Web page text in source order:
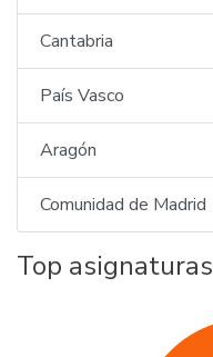
Cantabria
País Vasco
Aragón
Comunidad de Madrid
Top asignaturas